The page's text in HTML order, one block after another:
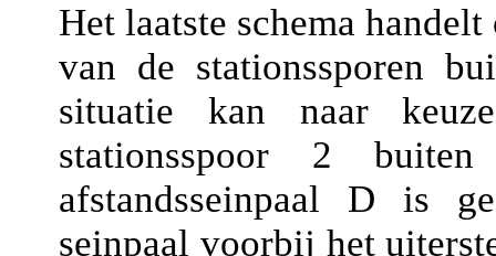
Het laatste schema
van de stationssporen
situatie kan naar
stationsspoor 2
afstandsseinpaal D is
seinpaal voorbij het